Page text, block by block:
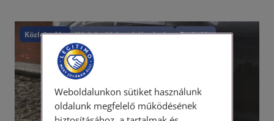
Közlekedés Közlekedési szabálysértés Parkolás
Weboldalunkon sütiket használunk
oldalunk megfelelő működésének